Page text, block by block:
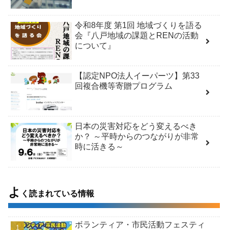
令和8年度 第1回 地域づくりを語る
会『八戸地域の課題とRENの活動
について』
【認定NPO法人イーパーツ】第33
回複合機等寄贈プログラム
日本の災害対応をどう変えるべき
か？ ～平時からのつながりが非常
時に活きる～
よ く読まれている情報
ボランティア・市民活動フェスティ